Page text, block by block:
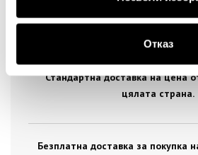
Отказ
ДОСТАВКА
Стандартна доставка на цена
цялата страна.
Безплатна доставка за покупка